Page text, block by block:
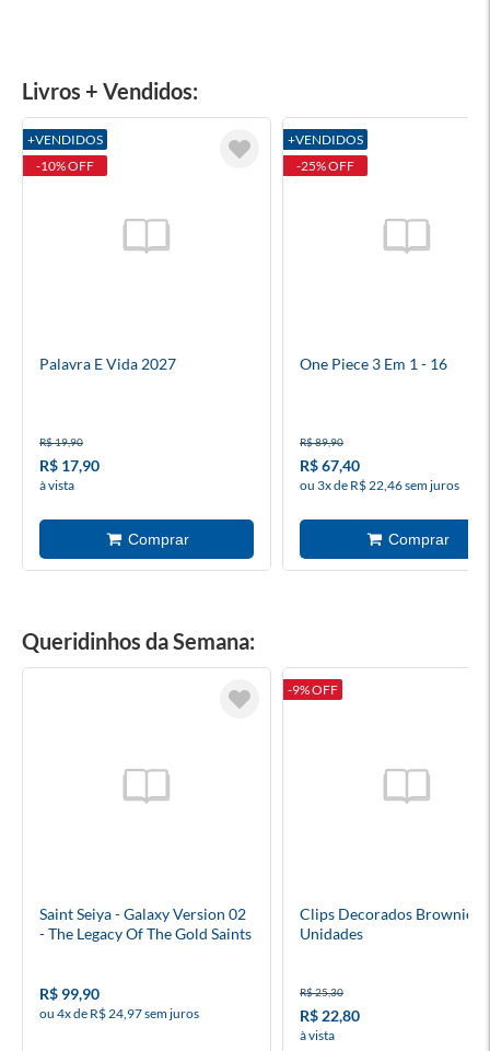
Livros + Vendidos:
+VENDIDOS
-10% OFF
Palavra E Vida 2027
R$ 19,90
R$ 17,90
à vista
+VENDIDOS
-25% OFF
One Piece 3 Em 1 - 16
R$ 89,90
R$ 67,40
ou 3x de R$ 22,46 sem juros
Queridinhos da Semana:
Saint Seiya - Galaxy Version 02
- The Legacy Of The Gold Saints
R$ 99,90
ou 4x de R$ 24,97 sem juros
-9% OFF
Clips Decorados Brownie 4
Unidades
R$ 25,30
R$ 22,80
à vista